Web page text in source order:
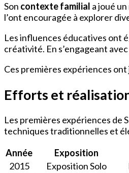
Son contexte familial a joué
l’ont encouragée à explorer
Les influences éducatives ont
créativité. En s’engageant
Ces premières expériences ont
Efforts et
Les premières expériences de
techniques traditionnelles et
Année
Exposition
2015
Exposition Solo